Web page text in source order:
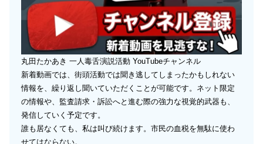
丸田たかあき 一人毒舌演説活動 YouTubeチャンネル
新着動画では、街頭活動では聞き逃してしまったかもしれない
情報を、繰り返し聞いていただくことが可能です。ネット限定
の情報や、監査請求・訴訟へと進む際の強力な視覚的武器も、
発信していく予定です。
誰も居なくても、私は叫び続けます。市民の血税を無駄に使わ
せてはならない。